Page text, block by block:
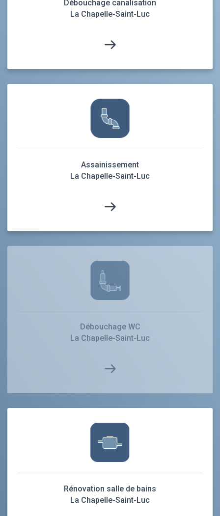
Débouchage canalisation
La Chapelle-Saint-Luc
Assainissement
La Chapelle-Saint-Luc
Débouchage WC
La Chapelle-Saint-Luc
Rénovation salle de bains
La Chapelle-Saint-Luc